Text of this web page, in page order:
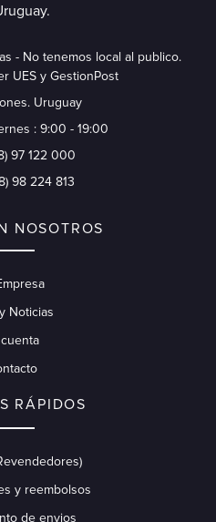
- No tenemos local al publico.
UES y GestionPost
Uruguay
: 9:00 - 19:00
97 122 000
98 224 813
NOSOTROS
Noticias
RÁPIDOS
y reembolsos
de envios